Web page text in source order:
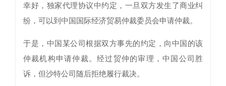
幸好，独家代理协议中约定，一旦双方发生了商业纠
纷，可以到中国国际经济贸易仲裁委员会申请仲裁。
于是，中国某公司根据双方事先的约定，向中国的该
仲裁机构申请仲裁。经过贸仲的审理，中国公司胜
诉，但沙特公司随后拒绝履行裁决。